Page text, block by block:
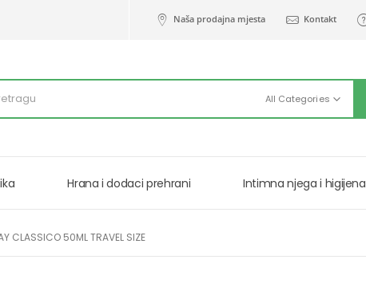
Naša prodajna mjesta Kontakt
All Categories
Hrana i dodaci prehrani Intimna njega i higijena
CLASSICO 50ML TRAVEL SIZE